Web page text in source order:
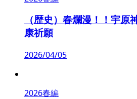
（歴史）春爛漫！！宇原
康祈願
2026/04/05
2026春編